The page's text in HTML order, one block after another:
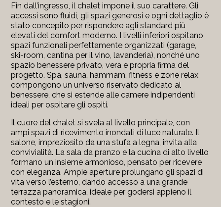
Fin dall’ingresso, il chalet impone il suo carattere. Gli
accessi sono fluidi, gli spazi generosi e ogni dettaglio è
stato concepito per rispondere agli standard più
elevati del comfort moderno. I livelli inferiori ospitano
spazi funzionali perfettamente organizzati (garage,
ski-room, cantina per il vino, lavanderia), nonché uno
spazio benessere privato, vera e propria firma del
progetto. Spa, sauna, hammam, fitness e zone relax
compongono un universo riservato dedicato al
benessere, che si estende alle camere indipendenti
ideali per ospitare gli ospiti.
Il cuore del chalet si svela al livello principale, con
ampi spazi di ricevimento inondati di luce naturale. Il
salone, impreziosito da una stufa a legna, invita alla
convivialità. La sala da pranzo e la cucina di alto livello
formano un insieme armonioso, pensato per ricevere
con eleganza. Ampie aperture prolungano gli spazi di
vita verso l’esterno, dando accesso a una grande
terrazza panoramica, ideale per godersi appieno il
contesto e le stagioni.